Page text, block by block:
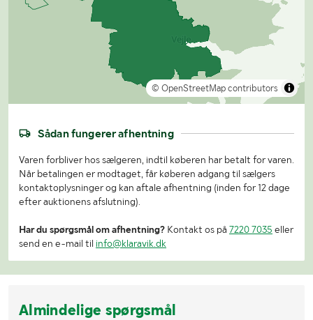
© OpenStreetMap contributors
Sådan fungerer afhentning
Varen forbliver hos sælgeren, indtil køberen har betalt for varen.
Når betalingen er modtaget, får køberen adgang til sælgers
kontaktoplysninger og kan aftale afhentning (inden for 12 dage
efter auktionens afslutning).
Har du spørgsmål om afhentning? Kontakt os på 7220 7035 eller
send en e-mail til info@klaravik.dk
Almindelige spørgsmål